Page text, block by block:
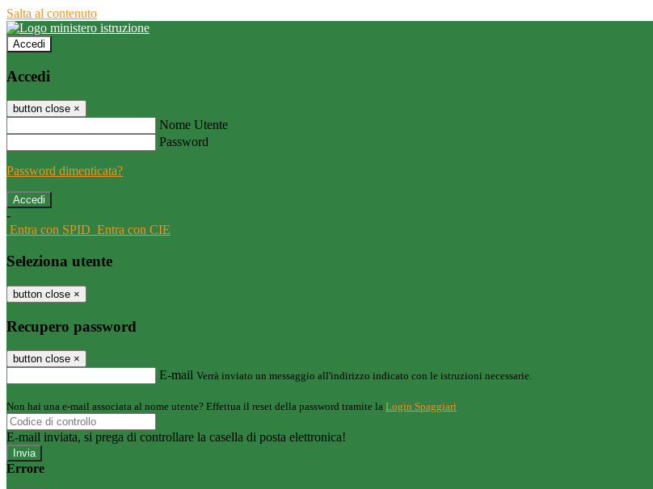
Salta al contenuto
Accedi
Accedi
button close ×
Nome Utente
Password
Password dimenticata?
-
Entra con SPID Entra con CIE
Seleziona utente
button close ×
Recupero password
button close ×
E-mail Verrà inviato un messaggio all'indirizzo indicato con le istruzioni necessarie.
Non hai una e-mail associata al nome utente? Effettua il reset della password tramite la Login Spaggiari
E-mail inviata, si prega di controllare la casella di posta elettronica!
Errore